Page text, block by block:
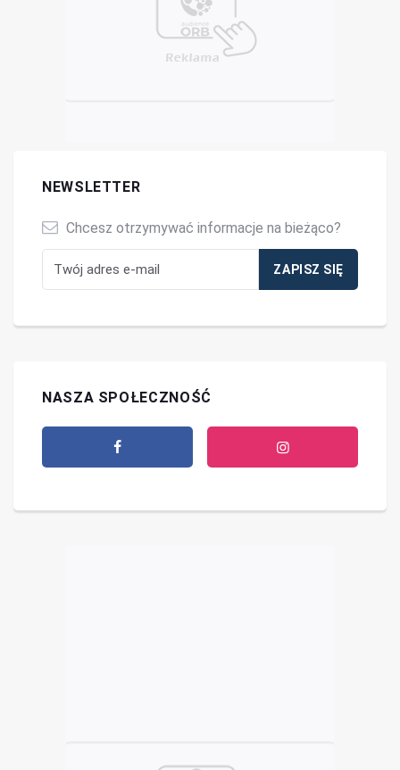
NEWSLETTER
Chcesz otrzymywać informacje na bieżąco?
NASZA SPOŁECZNOŚĆ